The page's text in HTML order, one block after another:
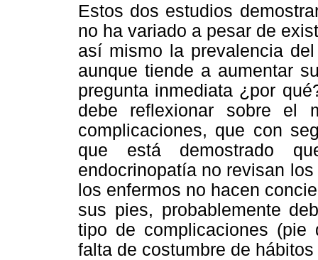
Estos dos estudios
no ha variado a pesar de
así mismo la prevalencia
aunque tiende a aumentar
pregunta inmediata ¿por
debe reflexionar sobre el
complicaciones, que con
que está demostrado
endocrinopatía no revisan
los enfermos no hacen
sus pies, probablemente
tipo de complicaciones
falta de costumbre de